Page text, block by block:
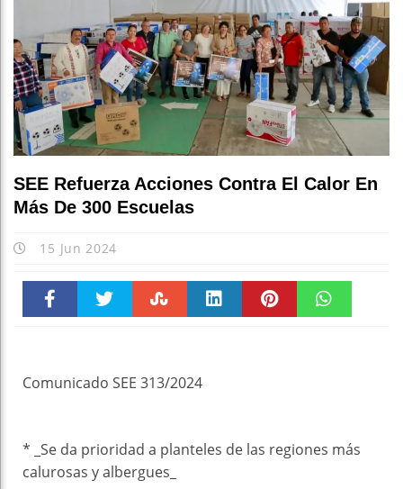
SEE Refuerza Acciones Contra El Calor En
Más De 300 Escuelas
15 Jun 2024
Comunicado SEE 313/2024
* _Se da prioridad a planteles de las regiones más
calurosas y albergues_